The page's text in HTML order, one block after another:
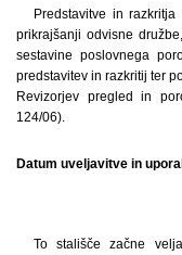
Predstavitve in
prikrajšanji odvisne
sestavine poslovnega
predstavitev in razkritij ter
Revizorjev pregled in
124/06).
Datum uveljavitve in
To stališče začne